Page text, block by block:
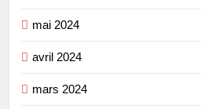
mai 2024
avril 2024
mars 2024